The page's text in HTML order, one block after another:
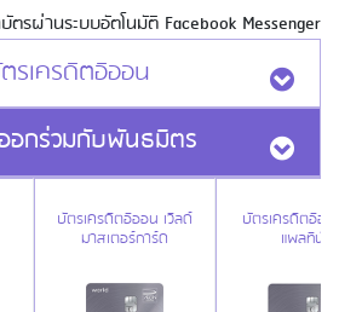
ตรผ่านระบบอัตโนมัติ Facebook Messenger
รเครดิตอิออน
อกร่วมกับพันธมิตร
บัตรเครดิตอิออน เวิลด์
มาสเตอร์การ์ด
บัตรเครดิตอิออ
แพลทินัม